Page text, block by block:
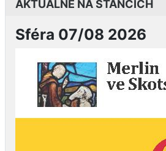
AKTUÁLNĚ NA STÁNCÍCH
Sféra 07/08 2026